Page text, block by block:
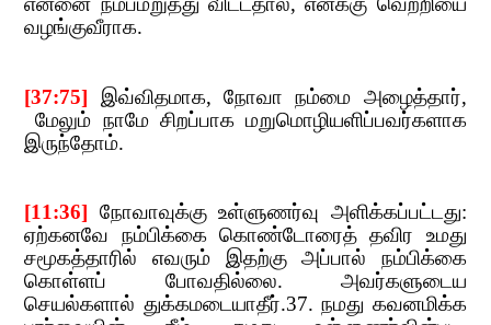
வழங்குவீராக.
[37:75] இவ்விதமாக,​​நோவா நம்மை அழைத்தார்,​​
மேலும் நாமே சிறப்பாக மறுமொழியளிப்பவர்களாக
இருந்தோம்.
[11:36] நோவாவுக்கு​​உள்ளுணர்வு அளிக்கப்பட்டது:
ஏற்கனவே நம்பிக்கை கொண்டோரைத் தவிர உமது
சமூகத்தாரில் எவரும் இதற்கு அப்பால் நம்பிக்கை
கொள்ளப் போவதில்லை. அவர்களுடைய
செயல்களால் துக்கமடையாதீர்.37.​​நமது கவனமிக்க